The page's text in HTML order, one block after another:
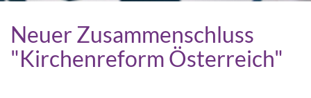
Neuer Zusammenschluss
"Kirchenreform Österreich"